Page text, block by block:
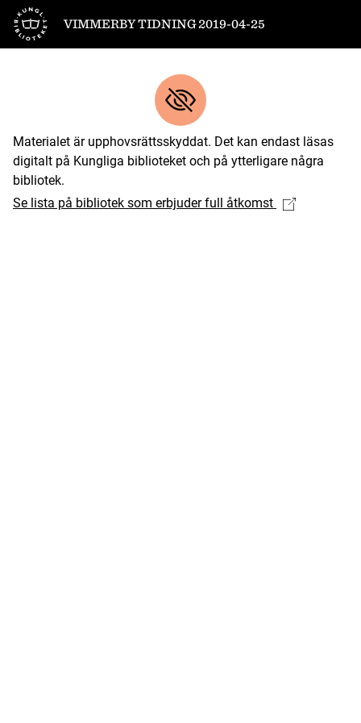
Till startsidan
VIMMERBY TIDNING 2019-04-25
Materialet är upphovsrättsskyddat. Det kan endast läsas
digitalt på Kungliga biblioteket och på ytterligare några
bibliotek.
Se lista på bibliotek som erbjuder full åtkomst